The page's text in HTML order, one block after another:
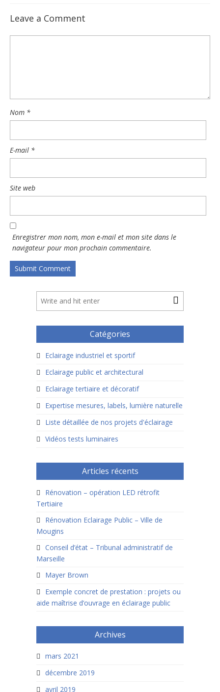
Leave a Comment
Nom *
E-mail *
Site web
Enregistrer mon nom, mon e-mail et mon site dans le
navigateur pour mon prochain commentaire.
Catégories
Eclairage industriel et sportif
Eclairage public et architectural
Eclairage tertiaire et décoratif
Expertise mesures, labels, lumière naturelle
Liste détaillée de nos projets d'éclairage
Vidéos tests luminaires
Articles récents
Rénovation – opération LED rétrofit
Tertiaire
Rénovation Eclairage Public – Ville de
Mougins
Conseil d’état – Tribunal administratif de
Marseille
Mayer Brown
Exemple concret de prestation : projets ou
aide maîtrise d’ouvrage en éclairage public
Archives
mars 2021
décembre 2019
avril 2019